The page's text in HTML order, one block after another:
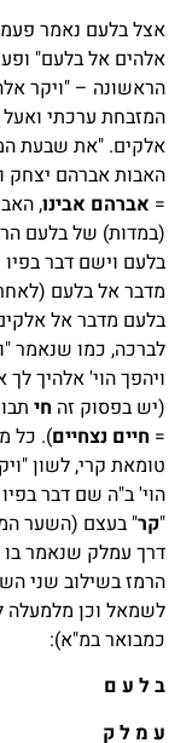
אצל בלעם נאמר
אלהים אל בלעם"
הראשונה – "ויקר
המזבחת ערכתי
אלקים. "את שבעת
האבות אברהם יצחק
= אברהם אבינו,
(במדות) של בלעם
בלעם וישם דבר
מדבר אל בלעם
בלעם מדבר אל
לברכה, כמו שנאמר
ויהפך הוי' אלהיך
(יש בפסוק זה חי
= חיים נצחיים). כל
טומאת קרי, לשון
הוי' ב"ה שם דבר
"קר" בעצם (השער
דרך עמלק שנאמר בו
הרמז בשילוב שני
לשמאל וכן מלמעלה
כמבואר במ"א):
ב ל ע ם
ע מ ל ק